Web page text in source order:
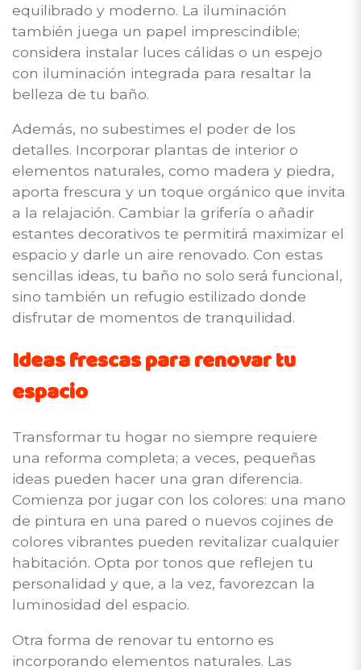
equilibrado y moderno. La iluminación
también juega un papel imprescindible;
considera instalar luces cálidas o un espejo
con iluminación integrada para resaltar la
belleza de tu baño.
Además, no subestimes el poder de los
detalles. Incorporar plantas de interior o
elementos naturales, como madera y piedra,
aporta frescura y un toque orgánico que invita
a la relajación. Cambiar la grifería o añadir
estantes decorativos te permitirá maximizar el
espacio y darle un aire renovado. Con estas
sencillas ideas, tu baño no solo será funcional,
sino también un refugio estilizado donde
disfrutar de momentos de tranquilidad.
Ideas frescas para renovar tu
espacio
Transformar tu hogar no siempre requiere
una reforma completa; a veces, pequeñas
ideas pueden hacer una gran diferencia.
Comienza por jugar con los colores: una mano
de pintura en una pared o nuevos cojines de
colores vibrantes pueden revitalizar cualquier
habitación. Opta por tonos que reflejen tu
personalidad y que, a la vez, favorezcan la
luminosidad del espacio.
Otra forma de renovar tu entorno es
incorporando elementos naturales. Las